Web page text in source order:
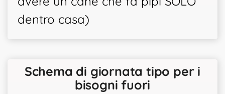
dentro casa)
Schema di giornata tipo per i
bisogni fuori